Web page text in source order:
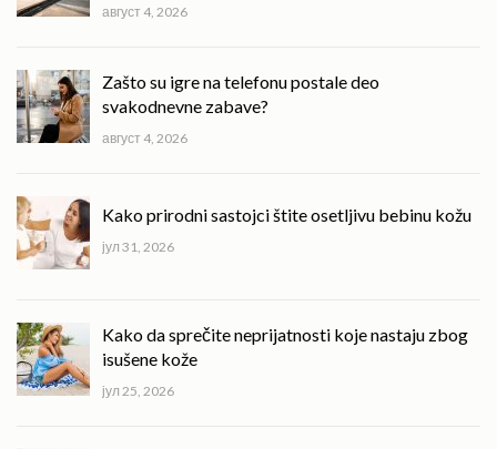
август 4, 2026
Zašto su igre na telefonu postale deo
svakodnevne zabave?
август 4, 2026
Kako prirodni sastojci štite osetljivu bebinu kožu
јул 31, 2026
Kako da sprečite neprijatnosti koje nastaju zbog
isušene kože
јул 25, 2026